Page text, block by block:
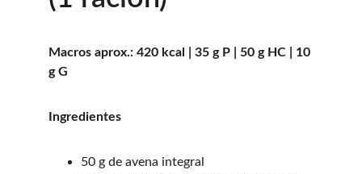
Macros aprox.: 420 kcal | 35 g P | 50 g HC | 10
g G
Ingredientes
50 g de avena integral